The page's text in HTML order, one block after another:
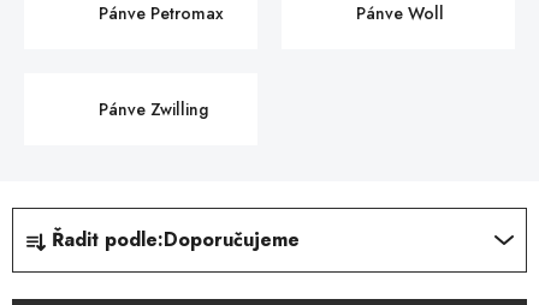
Pánve Petromax Pánve Woll
Pánve Zwilling
Ř
z
Řadit podle:Doporučujeme